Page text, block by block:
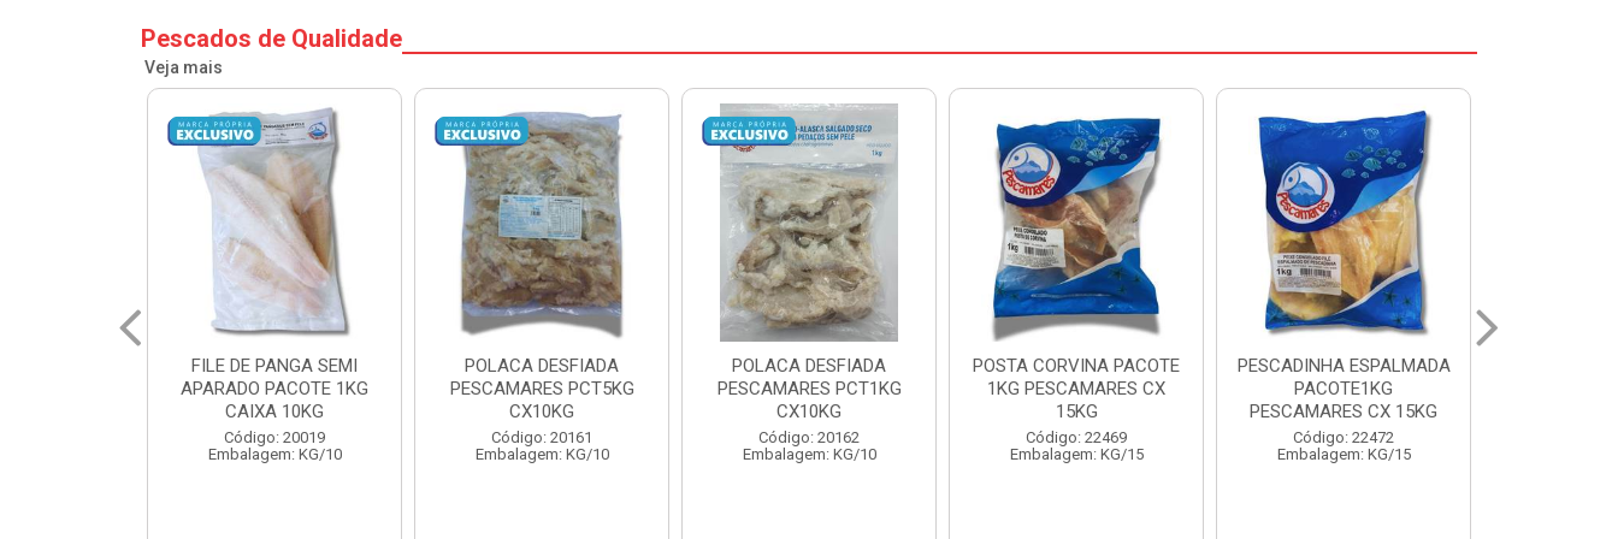
Pescados de Qualidade
Veja mais
POLACA DESFIADA
PESCAMARES PCT5KG
CX10KG
Código: 20161
Embalagem: KG/10
POLACA DESFIADA
PESCAMARES PCT1KG
CX10KG
Código: 20162
Embalagem: KG/10
POSTA CORVINA PACOTE
1KG PESCAMARES CX
15KG
Código: 22469
Embalagem: KG/15
PESCADINHA ESPALMADA
PACOTE1KG
PESCAMARES CX 15KG
Código: 22472
Embalagem: KG/15
FILE DE PANGA PREMIUM
PACOTE 1KG CAIXA 10KG
Código: 20021
Embalagem: KG/10